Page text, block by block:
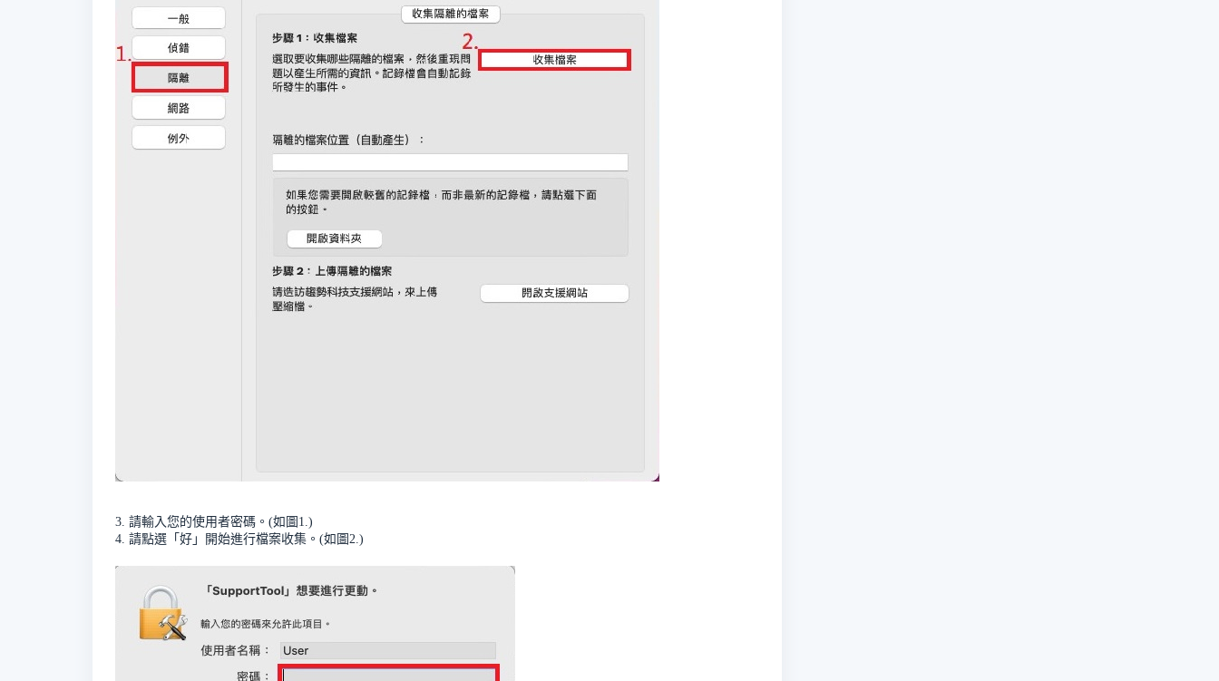
3. 請輸入您的使用者密碼。(如圖1.)
4. 請點選「好」開始進行檔案收集。(如圖2.)